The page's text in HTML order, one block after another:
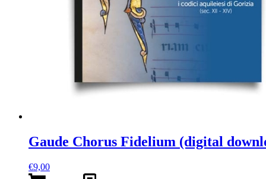
Gaude Chorus Fidelium (digital
€9,00